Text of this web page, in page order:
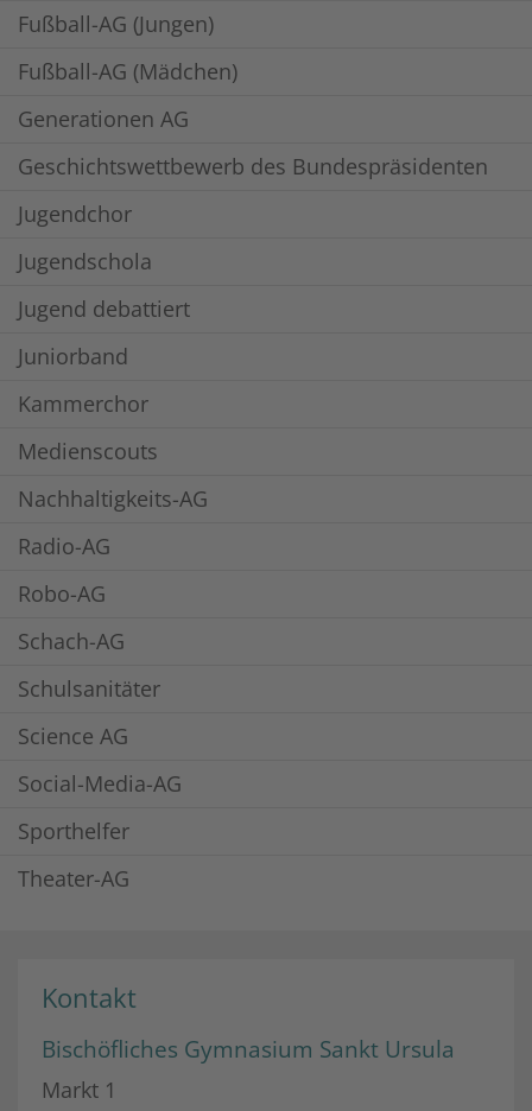
Fußball-AG (Jungen)
Fußball-AG (Mädchen)
Generationen AG
Geschichtswettbewerb des Bundespräsidenten
Jugendchor
Jugendschola
Jugend debattiert
Juniorband
Kammerchor
Medienscouts
Nachhaltigkeits-AG
Radio-AG
Robo-AG
Schach-AG
Schulsanitäter
Science AG
Social-Media-AG
Sporthelfer
Theater-AG
Kontakt
Bischöfliches Gymnasium Sankt Ursula
Markt 1